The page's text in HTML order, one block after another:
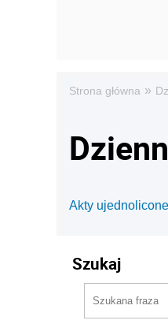
Strona główna »
Akty ujednolicone
Szukaj